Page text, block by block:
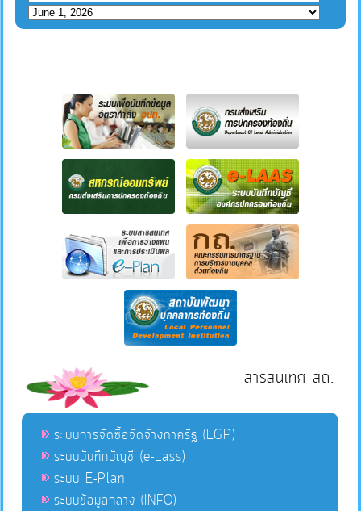
สารสนเทศ สถ.
ระบบการจัดซื้อจัดจ้างภาครัฐ (EGP)
ระบบบันทึกบัญชี (e-Lass)
ระบบ E-Plan
ระบบข้อมูลกลาง (INFO)